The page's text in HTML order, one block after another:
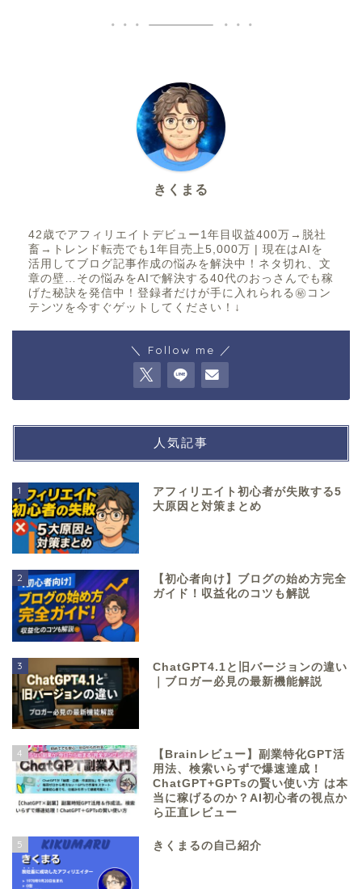
きくまる
42歳でアフィリエイトデビュー1年目収益400万→脱社
畜→トレンド転売でも1年目売上5,000万 | 現在はAIを
活用してブログ記事作成の悩みを解決中！ネタ切れ、文
章の壁…その悩みをAIで解決する40代のおっさんでも稼
げた秘訣を発信中！登録者だけが手に入れられる㊙コン
テンツを今すぐゲットしてください！↓
＼ Follow me ／
人気記事
1
アフィリエイト初心者が失敗する5
大原因と対策まとめ
2
【初心者向け】ブログの始め方完全
ガイド！収益化のコツも解説
3
ChatGPT4.1と旧バージョンの違い
｜ブロガー必見の最新機能解説
4
【Brainレビュー】副業特化GPT活
用法、検索いらずで爆速達成！
ChatGPT+GPTsの賢い使い方 は本
当に稼げるのか？AI初心者の視点か
ら正直レビュー
5 きくまるの自己紹介